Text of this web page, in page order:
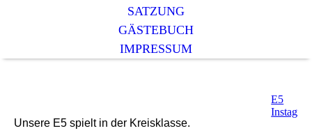
SATZUNG
GÄSTEBUCH
IMPRESSUM
E5
Unsere E5 spielt in der Kreisklasse.